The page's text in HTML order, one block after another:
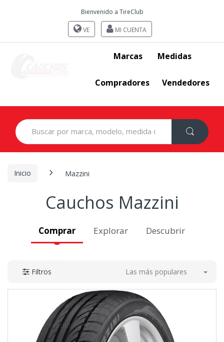
Bienvenido a TireClub
VE MI CUENTA
Marcas Medidas
Compradores Vendedores
Search
for:
Inicio Mazzini
Cauchos Mazzini
Comprar Explorar Descubrir
Filtros Las más populares